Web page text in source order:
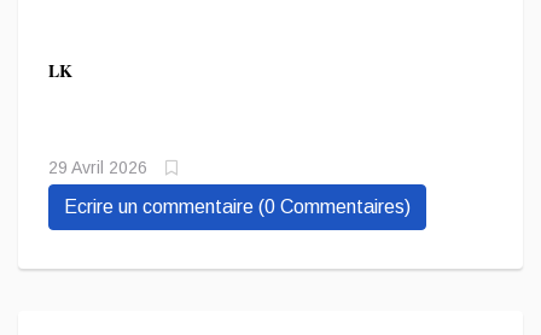
LK
29 Avril 2026
Ecrire un commentaire (0 Commentaires)